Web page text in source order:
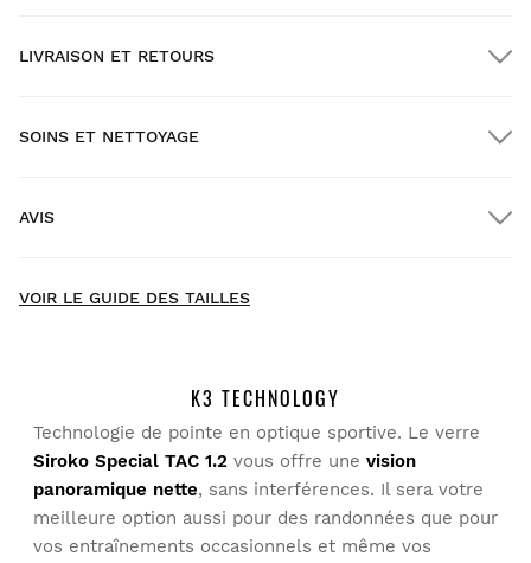
LIVRAISON ET RETOURS
Essayez nos produits dans le confort de votre chez-vous.
Vous avez 30 jours à partir de la date de livraison pour
envoyer un retour.
SOINS ET NETTOYAGE
AVIS
VOIR LE GUIDE DES TAILLES
K3 TECHNOLOGY
Technologie de pointe en optique sportive. Le verre
Siroko Special TAC 1.2 vous offre une vision
panoramique nette, sans interférences. Il sera votre
meilleure option aussi pour des randonnées que pour
vos entraînements occasionnels et même vos